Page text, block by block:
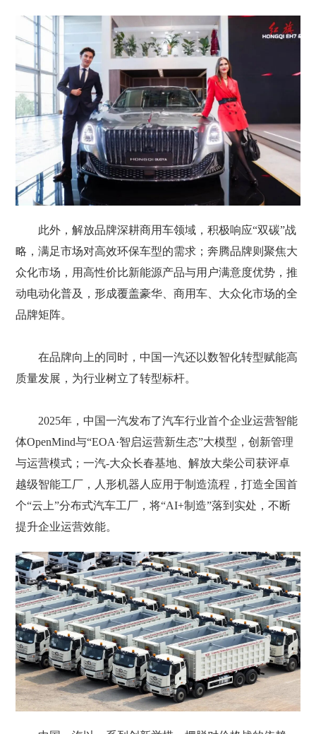
此外，解放品牌深耕商用车领域，积极响应“双碳”战
略，满足市场对高效环保车型的需求；奔腾品牌则聚焦大
众化市场，用高性价比新能源产品与用户满意度优势，推
动电动化普及，形成覆盖豪华、商用车、大众化市场的全
品牌矩阵。
在品牌向上的同时，中国一汽还以数智化转型赋能高
质量发展，为行业树立了转型标杆。
2025年，中国一汽发布了汽车行业首个企业运营智能
体OpenMind与“EOA·智启运营新生态”大模型，创新管理
与运营模式；一汽-大众长春基地、解放大柴公司获评卓
越级智能工厂，人形机器人应用于制造流程，打造全国首
个“云上”分布式汽车工厂，将“AI+制造”落到实处，不断
提升企业运营效能。